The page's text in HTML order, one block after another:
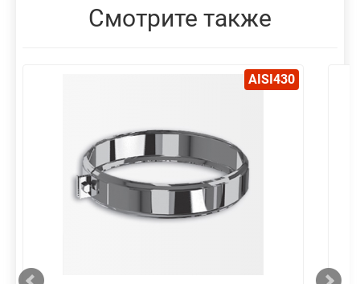
Смотрите также
AISI430